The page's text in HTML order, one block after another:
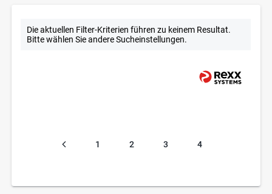
Die aktuellen Filter-Kriterien führen zu keinem Resultat.
Bitte wählen Sie andere Sucheinstellungen.
1 2 3 4